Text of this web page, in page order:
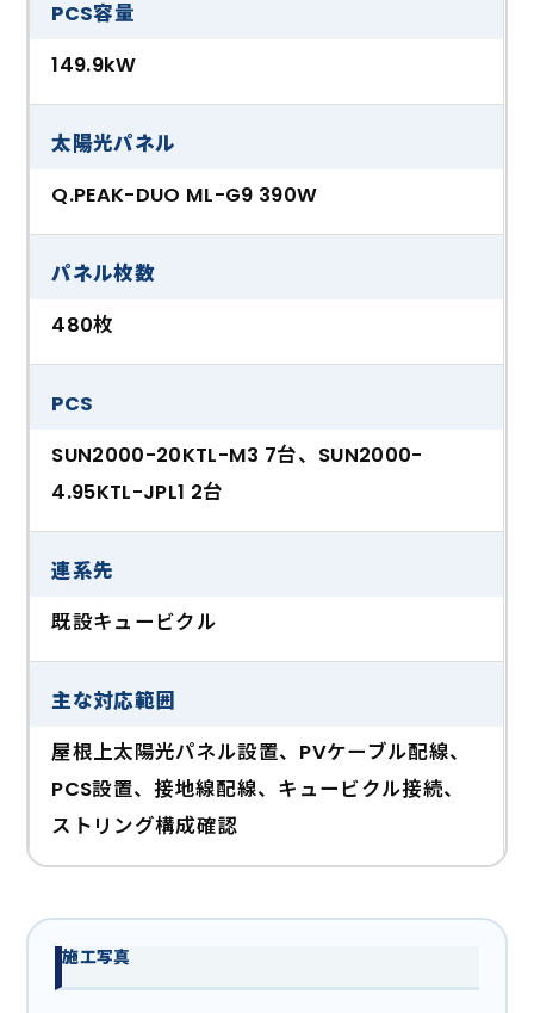
PCS容量
149.9kW
太陽光パネル
Q.PEAK-DUO ML-G9 390W
パネル枚数
480枚
PCS
SUN2000-20KTL-M3 7台、SUN2000-
4.95KTL-JPL1 2台
連系先
既設キュービクル
主な対応範囲
屋根上太陽光パネル設置、PVケーブル配線、
PCS設置、接地線配線、キュービクル接続、
ストリング構成確認
施工写真